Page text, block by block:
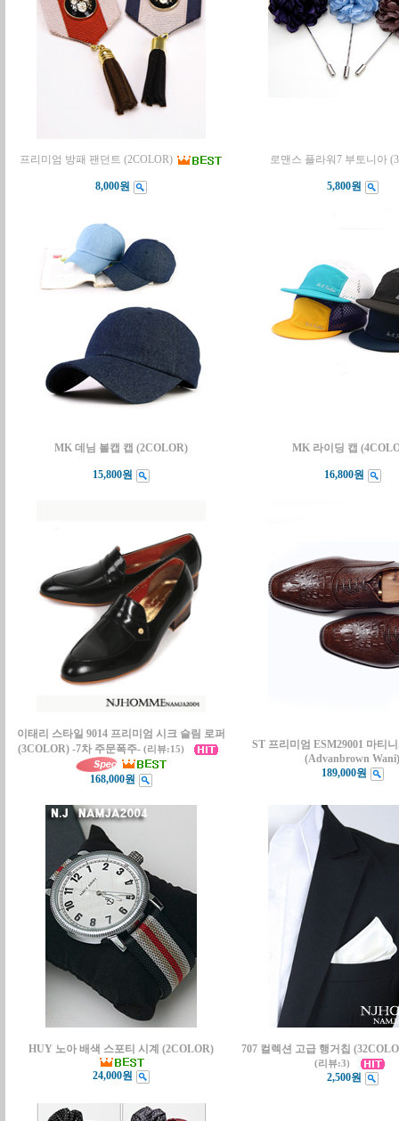
프리미엄 방패 팬던트 (2COLOR)
8,000원
로맨스 플라워7 부토니아
5,800원
MK 데님 볼캡 캡 (2COLOR)
15,800원
MK 라이딩 캡
16,800원
이태리 스타일 9014 프리미엄 시크 슬림 로퍼
(3COLOR) -7차 주문폭주- (리뷰:15)
168,000원
ST 프리미엄 ESM29001 마티
(Advanbrown
189,000원
HUY 노아 배색 스포티 시계 (2COLOR)
24,000원
707 컬렉션 고급 행거칩
(리뷰:3)
2,500원